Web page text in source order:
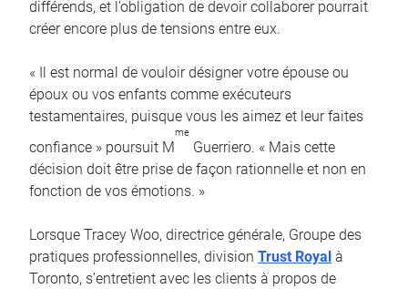
différends, et l’obligation de devoir collaborer pourrait
créer encore plus de tensions entre eux.
« Il est normal de vouloir désigner votre épouse ou
époux ou vos enfants comme exécuteurs
testamentaires, puisque vous les aimez et leur faites
confiance » poursuit M
me
Guerriero. « Mais cette
décision doit être prise de façon rationnelle et non en
fonction de vos émotions. »
Lorsque Tracey Woo, directrice générale, Groupe des
pratiques professionnelles, division Trust Royal à
Toronto, s’entretient avec les clients à propos de